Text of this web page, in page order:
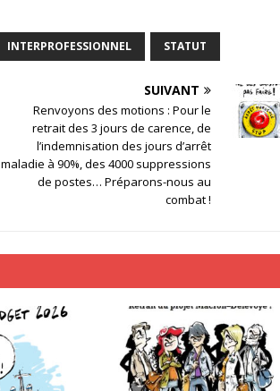
INTERPROFESSIONNEL STATUT
SUIVANT
Renvoyons des motions : Pour le
retrait des 3 jours de carence, de
l’indemnisation des jours d’arrêt
maladie à 90%, des 4000 suppressions
de postes… Préparons-nous au
combat !